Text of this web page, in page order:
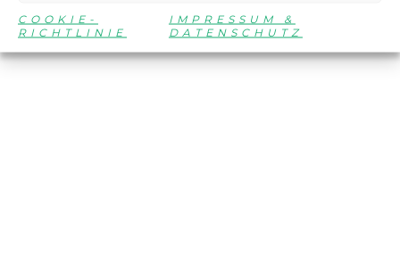
COOKIE-
RICHTLINIE
IMPRESSUM &
DATENSCHUTZ